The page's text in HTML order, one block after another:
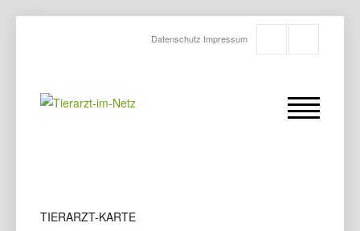
Datenschutz Impressum
TIERARZT-KARTE